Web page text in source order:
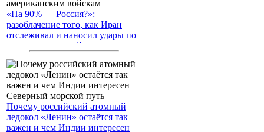
«На 90% — Россия?»:
разоблачение того, как Иран
отслеживал и наносил удары по
американским войскам
Почему российский атомный
ледокол «Ленин» остаётся так
важен и чем Индии интересен